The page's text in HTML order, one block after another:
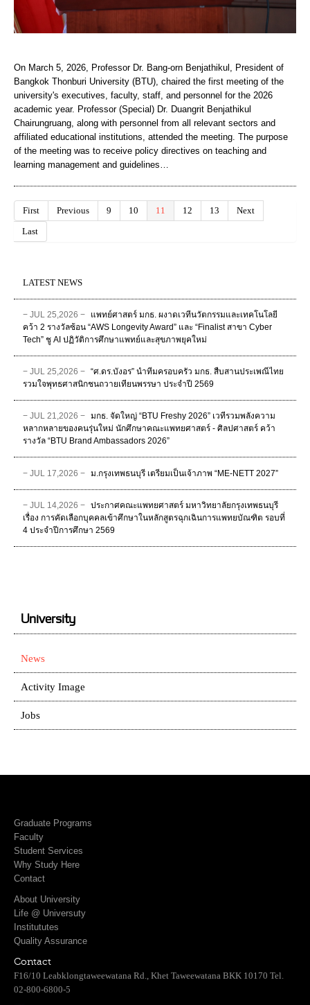
On March 5, 2026, Professor Dr. Bang-orn Benjathikul, President of
Bangkok Thonburi University (BTU), chaired the first meeting of the
university's executives, faculty, staff, and personnel for the 2026
academic year. Professor (Special) Dr. Duangrit Benjathikul
Chairungruang, along with personnel from all relevant sectors and
affiliated educational institutions, attended the meeting. The purpose
of the meeting was to receive policy directives on teaching and
learning management and guidelines…
First Previous 9 10 11 12 13
Next
Last
LATEST NEWS
− JUL 25,2026 −
แพทย์ศาสตร์ มกธ. ผงาดเวทีนวัตกรรมและเทคโนโลยี
คว้า 2 รางวัลซ้อน “AWS Longevity Award” และ “Finalist สาขา Cyber
Tech” ชู AI ปฏิวัติการศึกษาแพทย์และสุขภาพยุคใหม่
− JUL 25,2026 − “ศ.ดร.บังอร” นำทีมครอบครัว มกธ. สืบสานประเพณีไทย
รวมใจพุทธศาสนิกชนถวายเทียนพรรษา ประจำปี 2569
− JUL 21,2026 − มกธ. จัดใหญ่ “BTU Freshy 2026” เวทีรวมพลังความ
หลากหลายของคนรุ่นใหม่ นักศึกษาคณะแพทยศาสตร์ - ศิลปศาสตร์ คว้า
รางวัล “BTU Brand Ambassadors 2026”
− JUL 17,2026 − ม.กรุงเทพธนบุรี เตรียมเป็นเจ้าภาพ “ME-NETT 2027”
− JUL 14,2026 − ประกาศคณะแพทยศาสตร์ มหาวิทยาลัยกรุงเทพธนบุรี
เรื่อง การคัดเลือกบุคคลเข้าศึกษาในหลักสูตรฉุกเฉินการแพทยบัณฑิต รอบที่
4 ประจําปีการศึกษา 2569
University
News
Activity Image
Jobs
Graduate Programs
Faculty
Student Services
Why Study Here
Contact
About University
Life @ Universuty
Institututes
Quality Assurance
Contact
F16/10 Leabklongtaweewatana Rd., Khet Taweewatana BKK 10170 Tel.
02-800-6800-5